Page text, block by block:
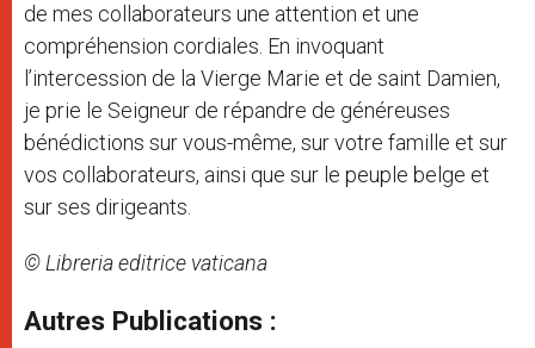
de mes collaborateurs une attention et une
compréhension cordiales. En invoquant
l’intercession de la Vierge Marie et de saint Damien,
je prie le Seigneur de répandre de généreuses
bénédictions sur vous-même, sur votre famille et sur
vos collaborateurs, ainsi que sur le peuple belge et
sur ses dirigeants.
© Libreria editrice vaticana
Autres Publications :